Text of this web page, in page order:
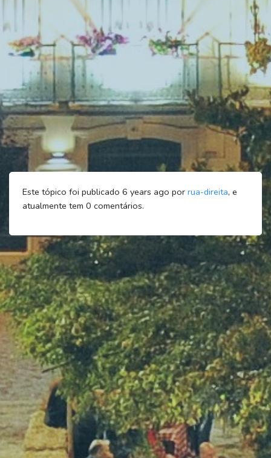
Este tópico foi publicado 6 years ago por rua-direita, e
atualmente tem 0 comentários.